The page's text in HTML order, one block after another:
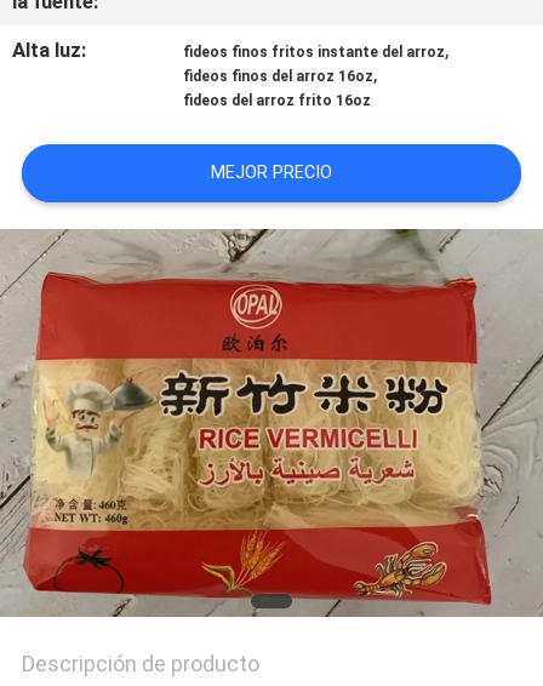
CONTACTO
CON
PIDA
UNA
CITA
MAPA
DEL
SITIO
PRIVACY
POLICY
Alta luz: fideos finos fritos instante del arroz,
fideos finos del arroz 16oz,
fideos del arroz frito 16oz
MEJOR PRECIO
Descripción de producto